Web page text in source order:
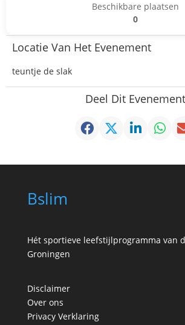
Beschikbare plaatsen
0
Locatie Van Het Evenement
teuntje de slak
Deel Dit Evenement
Bslim
Hét sportieve leefstijlprogramma van
Groningen
Disclaimer
Over ons
Privacy Verklaring